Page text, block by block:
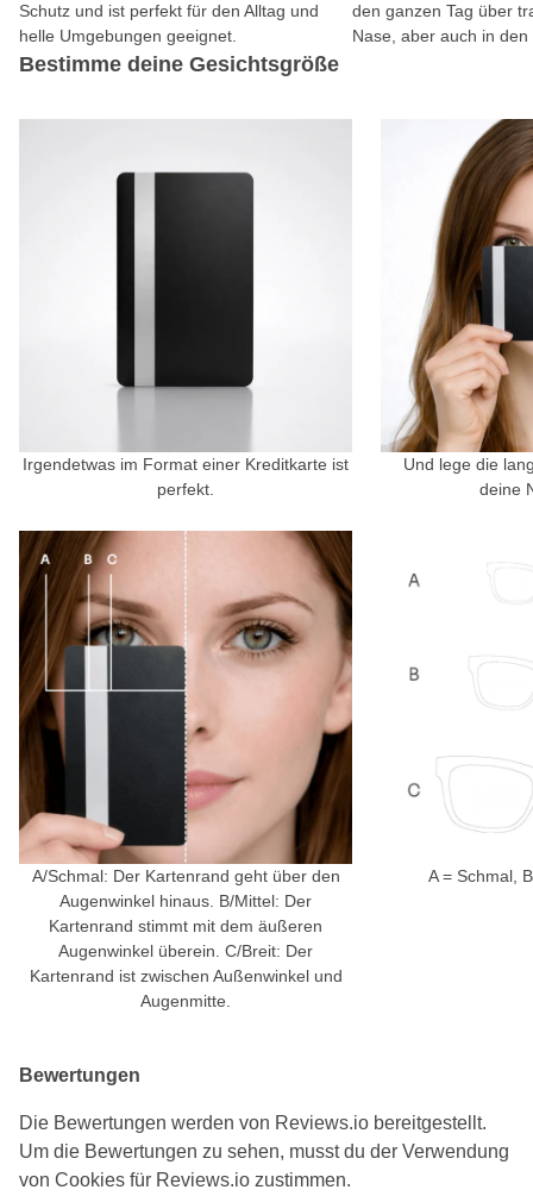
Schutz und ist perfekt für den Alltag und
helle Umgebungen geeignet.
den ganzen Tag über
Nase, aber auch in den
Bestimme deine Gesichtsgröße
Irgendetwas im Format einer Kreditkarte ist
perfekt.
Und lege die
deine
A/Schmal: Der Kartenrand geht über den
Augenwinkel hinaus. B/Mittel: Der
Kartenrand stimmt mit dem äußeren
Augenwinkel überein. C/Breit: Der
Kartenrand ist zwischen Außenwinkel und
Augenmitte.
A = Schmal,
Bewertungen
Die Bewertungen werden von Reviews.io bereitgestellt.
Um die Bewertungen zu sehen, musst du der Verwendung
von Cookies für Reviews.io zustimmen.